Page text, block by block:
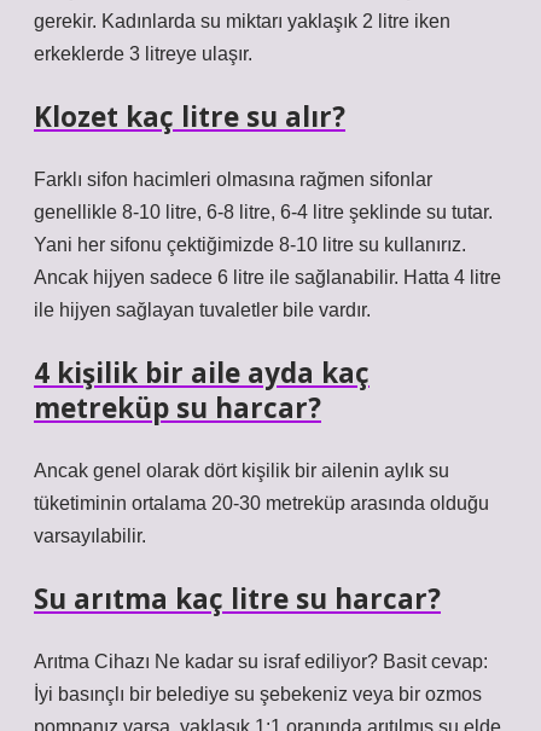
gerekir. Kadınlarda su miktarı yaklaşık 2 litre iken
erkeklerde 3 litreye ulaşır.
Klozet kaç litre su alır?
Farklı sifon hacimleri olmasına rağmen sifonlar
genellikle 8-10 litre, 6-8 litre, 6-4 litre şeklinde su tutar.
Yani her sifonu çektiğimizde 8-10 litre su kullanırız.
Ancak hijyen sadece 6 litre ile sağlanabilir. Hatta 4 litre
ile hijyen sağlayan tuvaletler bile vardır.
4 kişilik bir aile ayda kaç
metreküp su harcar?
Ancak genel olarak dört kişilik bir ailenin aylık su
tüketiminin ortalama 20-30 metreküp arasında olduğu
varsayılabilir.
Su arıtma kaç litre su harcar?
Arıtma Cihazı Ne kadar su israf ediliyor? Basit cevap:
İyi basınçlı bir belediye su şebekeniz veya bir ozmos
pompanız varsa, yaklaşık 1:1 oranında arıtılmış su elde